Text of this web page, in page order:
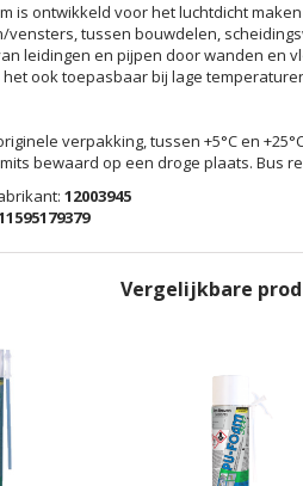
is ontwikkeld voor het luchtdicht
vensters, tussen bouwdelen,
leidingen en pijpen door wanden en
het ook toepasbaar bij lage
verpakking, tussen +5°C en
bewaard op een droge plaats. Bus
12003945
Vergelijkbare